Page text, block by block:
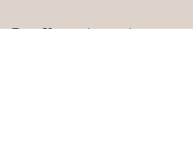
Diese Veranstaltung teilen